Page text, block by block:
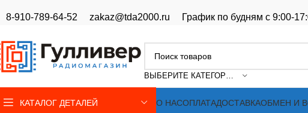
8-910-789-64-52 zakaz@tda2000.ru График по будням с 9:00-
ВЫБЕРИТЕ КАТЕГОРИЮ
КАТАЛОГ ДЕТАЛЕЙ О НАСОПЛАТАДОСТАВКАОБМЕН И